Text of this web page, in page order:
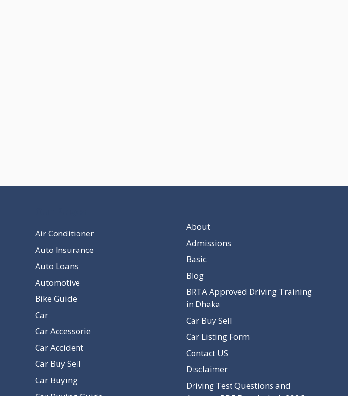
Air Conditioner
Auto Insurance
Auto Loans
Automotive
Bike Guide
Car
Car Accessorie
Car Accident
Car Buy Sell
Car Buying
About
Admissions
Basic
Blog
BRTA Approved Driving Training
in Dhaka
Car Buy Sell
Car Listing Form
Contact US
Disclaimer
Driving Test Questions and